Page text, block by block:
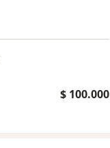
$ 100.000